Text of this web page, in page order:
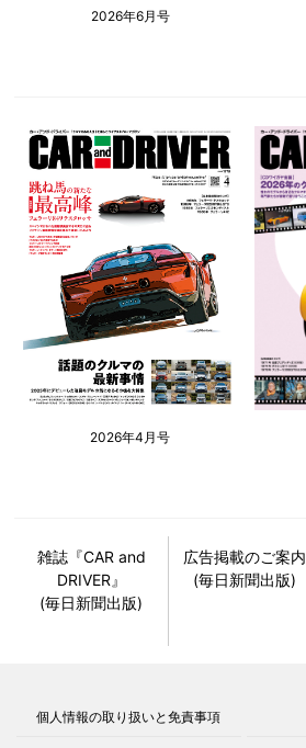
2026年6月号
2026年4月号
雑誌『CAR and
DRIVER』
(毎日新聞出版)
広告掲載のご案内
(毎日新聞出版)
個人情報の取り扱いと免責事項